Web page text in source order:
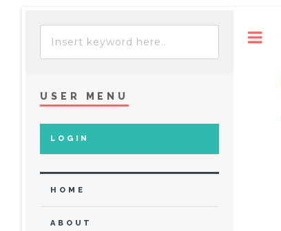
USER MENU
LOGIN
HOME
ABOUT